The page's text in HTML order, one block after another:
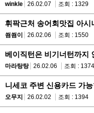
winkle
26.02.07 조회 : 1329
휘팍근처 송어회맛집 아시
씜씜이
26.02.06 조회 : 1550
베이직턴은 비기너턴까지
마라탕탕
26.02.06 조회 : 1374
니세코 주변 신용카드 가
오무지
26.02.02 조회 : 1394